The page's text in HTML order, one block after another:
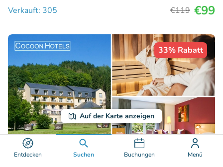
Entdecken Suchen Buchungen Menü
Auf der Karte anzeigen
Verkauft: 305
€119 €99
33% Rabatt